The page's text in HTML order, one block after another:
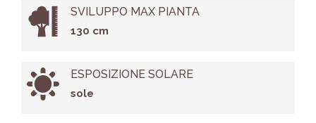
SVILUPPO MAX PIANTA
130 cm
ESPOSIZIONE SOLARE
sole